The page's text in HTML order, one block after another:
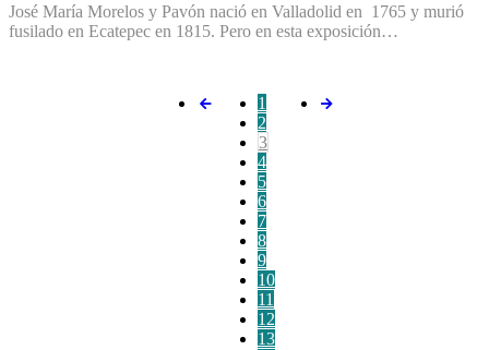
José María Morelos y Pavón nació en Valladolid en 1765 y murió
fusilado en Ecatepec en 1815. Pero en esta exposición…
1
2
3
4
5
6
7
8
9
10
11
12
13